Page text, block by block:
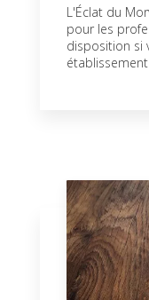
L'Éclat du
pour les
disposition si